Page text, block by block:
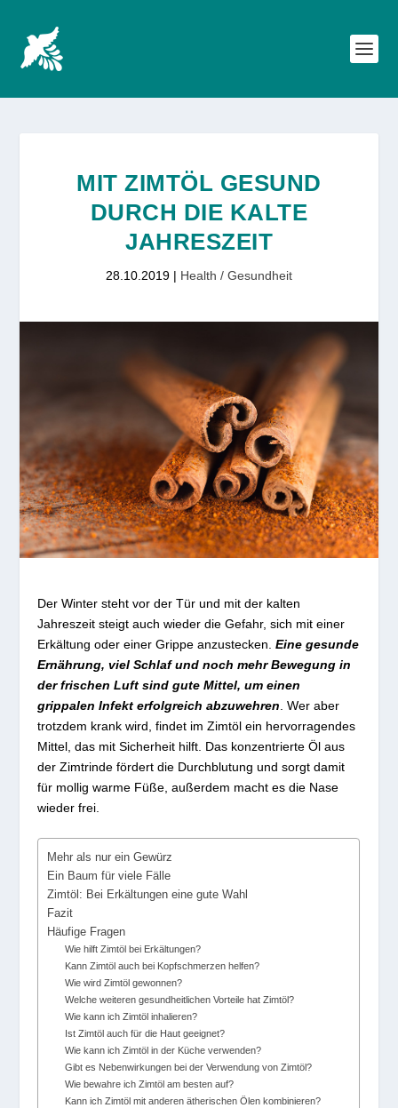
MIT ZIMTÖL GESUND
DURCH DIE KALTE
JAHRESZEIT
28.10.2019 | Health / Gesundheit
Der Winter steht vor der Tür und mit der kalten
Jahreszeit steigt auch wieder die Gefahr, sich mit einer
Erkältung oder einer Grippe anzustecken.Eine gesunde
Ernährung, viel Schlaf und noch mehr Bewegung in
der frischen Luft sind gute Mittel, um einen
grippalen Infekt erfolgreich abzuwehren . Wer aber
trotzdem krank wird, findet im Zimtöl ein hervorragendes
Mittel, das mit Sicherheit hilft. Das konzentrierte Öl aus
der Zimtrinde fördert die Durchblutung und sorgt damit
für mollig warme Füße, außerdem macht es die Nase
wieder frei.
Mehr als nur ein Gewürz
Ein Baum für viele Fälle
Zimtöl: Bei Erkältungen eine gute Wahl
Fazit
Häufige Fragen
Wie hilft Zimtöl bei Erkältungen?
Kann Zimtöl auch bei Kopfschmerzen helfen?
Wie wird Zimtöl gewonnen?
Welche weiteren gesundheitlichen Vorteile hat Zimtöl?
Wie kann ich Zimtöl inhalieren?
Ist Zimtöl auch für die Haut geeignet?
Wie kann ich Zimtöl in der Küche verwenden?
Gibt es Nebenwirkungen bei der Verwendung von Zimtöl?
Wie bewahre ich Zimtöl am besten auf?
Kann ich Zimtöl mit anderen ätherischen Ölen kombinieren?